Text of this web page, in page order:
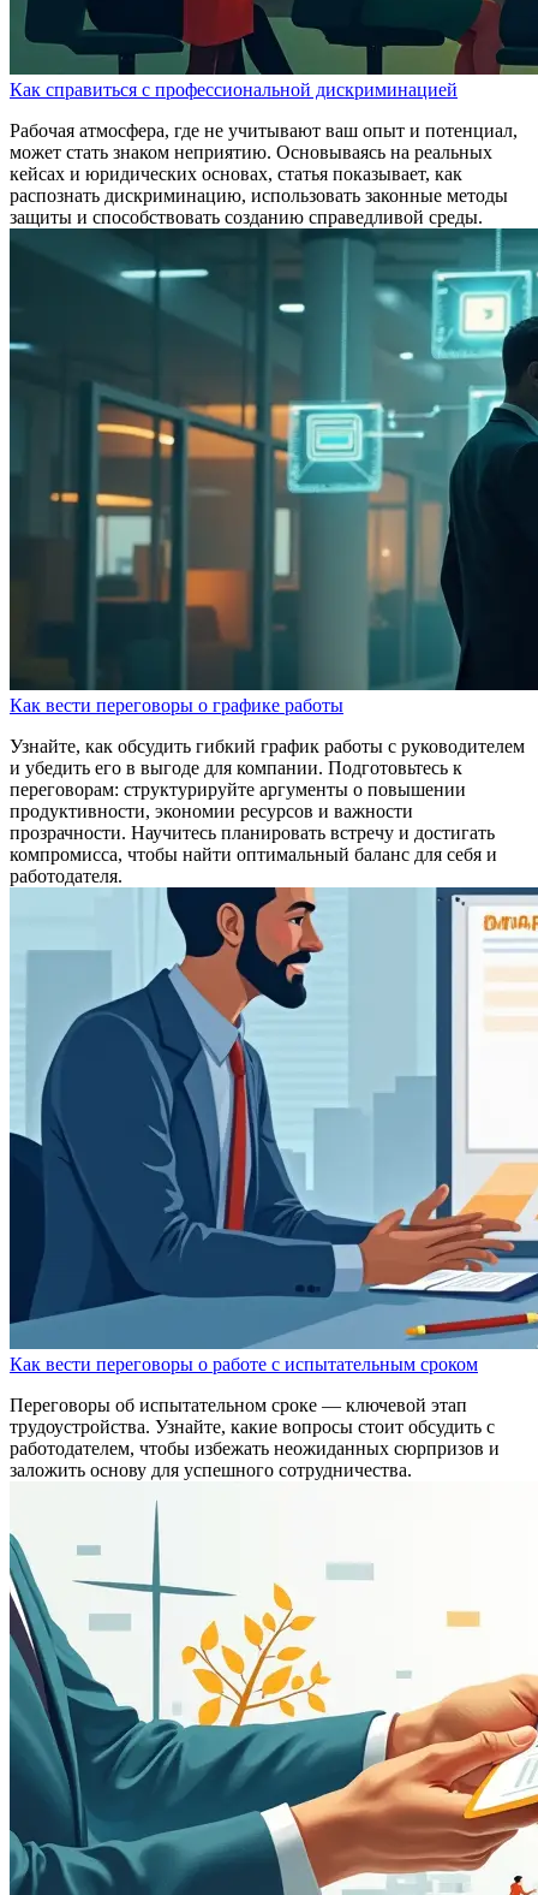
Как справиться с профессиональной дискриминацией
Рабочая атмосфера, где не учитывают ваш опыт и потенциал,
может стать знаком неприятию. Основываясь на реальных
кейсах и юридических основах, статья показывает, как
распознать дискриминацию, использовать законные методы
защиты и способствовать созданию справедливой среды.
Как вести переговоры о графике работы
Узнайте, как обсудить гибкий график работы с руководителем
и убедить его в выгоде для компании. Подготовьтесь к
переговорам: структурируйте аргументы о повышении
продуктивности, экономии ресурсов и важности
прозрачности. Научитесь планировать встречу и достигать
компромисса, чтобы найти оптимальный баланс для себя и
работодателя.
Как вести переговоры о работе с испытательным сроком
Переговоры об испытательном сроке — ключевой этап
трудоустройства. Узнайте, какие вопросы стоит обсудить с
работодателем, чтобы избежать неожиданных сюрпризов и
заложить основу для успешного сотрудничества.